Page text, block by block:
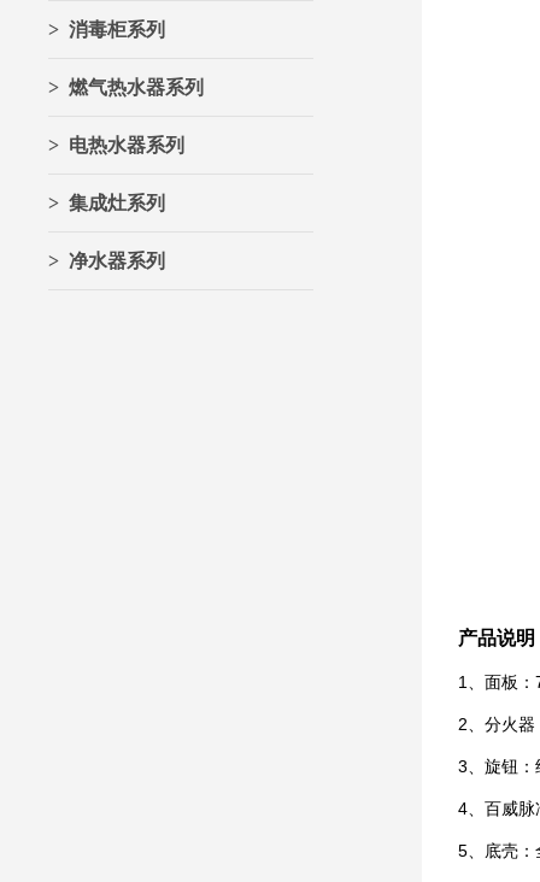
> 消毒柜系列
> 燃气热水器系列
> 电热水器系列
> 集成灶系列
> 净水器系列
产品说明
1、面板
2、分火
3、旋钮：
4、百威脉
5、底壳：